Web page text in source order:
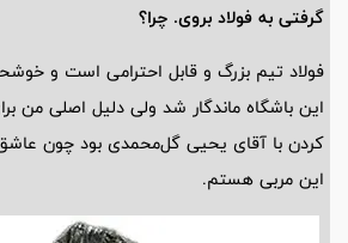
گرفتی به فولاد بروی. چرا؟
فولاد تیم بزرگ و قابل احترامی است و
این باشگاه ماندگار شد ولی دلیل اصلی من
کردن با آقای یحیی گل‌محمدی بود چون
این مربی هستم.